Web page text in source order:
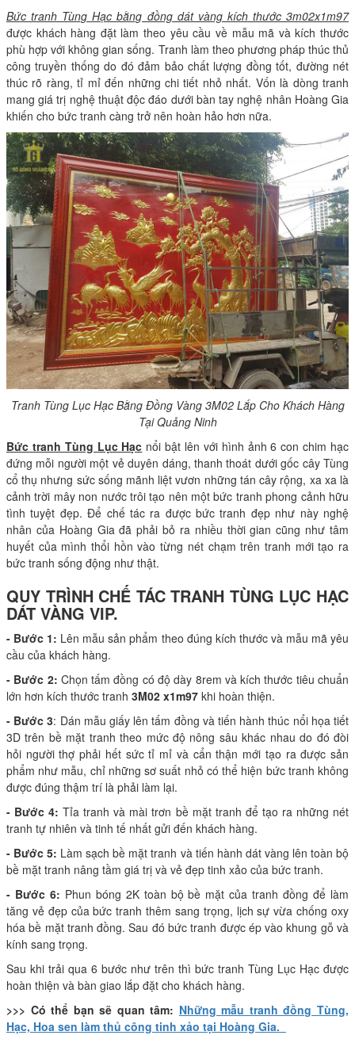
Bức tranh Tùng Hạc bằng đồng dát vàng kích thước 3m02x1m97
được khách hàng đặt làm theo yêu cầu về mẫu mã và kích thước
phù hợp với không gian sống. Tranh làm theo phương pháp thúc thủ
công truyền thống do đó đảm bảo chất lượng đồng tốt, đường nét
thúc rõ ràng, tỉ mỉ đến những chi tiết nhỏ nhất. Vốn là dòng tranh
mang giá trị nghệ thuật độc đáo dưới bàn tay nghệ nhân Hoàng Gia
khiến cho bức tranh càng trở nên hoàn hảo hơn nữa.
Tranh Tùng Lục Hạc Bằng Đồng Vàng 3M02 Lắp Cho Khách Hàng
Tại Quảng Ninh
Bức tranh Tùng Lục Hạc nổi bật lên với hình ảnh 6 con chim hạc
đứng mỗi người một vẻ duyên dáng, thanh thoát dưới gốc cây Tùng
cổ thụ nhưng sức sống mãnh liệt vươn những tán cây rộng, xa xa là
cảnh trời mây non nước trôi tạo nên một bức tranh phong cảnh hữu
tình tuyệt đẹp. Để chế tác ra được bức tranh đẹp như này nghệ
nhân của Hoàng Gia đã phải bỏ ra nhiều thời gian cũng như tâm
huyết của mình thổi hồn vào từng nét chạm trên tranh mới tạo ra
bức tranh sống động như thật.
QUY TRÌNH CHẾ TÁC TRANH TÙNG LỤC HẠC
DÁT VÀNG VIP.
- Bước 1: Lên mẫu sản phẩm theo đúng kích thước và mẫu mã yêu
cầu của khách hàng.
- Bước 2: Chọn tấm đồng có độ dày 8rem và kích thước tiêu chuẩn
lớn hơn kích thước tranh 3M02 x1m97 khi hoàn thiện.
- Bước 3: Dán mẫu giấy lên tấm đồng và tiến hành thúc nổi họa tiết
3D trên bề mặt tranh theo mức độ nông sâu khác nhau do đó đòi
hỏi người thợ phải hết sức tỉ mỉ và cẩn thận mới tạo ra được sản
phẩm như mẫu, chỉ những sơ suất nhỏ có thể hiện bức tranh không
được đúng thậm trí là phải làm lại.
- Bước 4: Tỉa tranh và mài trơn bề mặt tranh để tạo ra những nét
tranh tự nhiên và tinh tế nhất gửi đến khách hàng.
- Bước 5: Làm sạch bề mặt tranh và tiến hành dát vàng lên toàn bộ
bề mặt tranh nâng tầm giá trị và vẻ đẹp tinh xảo của bức tranh.
- Bước 6: Phun bóng 2K toàn bộ bề mặt của tranh đồng để làm
tăng vẻ đẹp của bức tranh thêm sang trọng, lịch sự vừa chống oxy
hóa bề mặt tranh đồng. Sau đó bức tranh được ép vào khung gỗ và
kính sang trọng.
Sau khi trải qua 6 bước như trên thì bức tranh Tùng Lục Hạc được
hoàn thiện và bàn giao lắp đặt cho khách hàng.
>>> Có thể bạn sẽ quan tâm: Những mẫu tranh đồng Tùng,
Hạc, Hoa sen làm thủ công tinh xảo tại Hoàng Gia.